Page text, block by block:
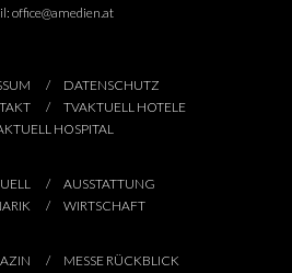
office@amedien.at
DATENSCHUTZ
TVAKTUELL HOTELE
HOSPITAL
AUSSTATTUNG
WIRTSCHAFT
MESSE RÜCKBLICK